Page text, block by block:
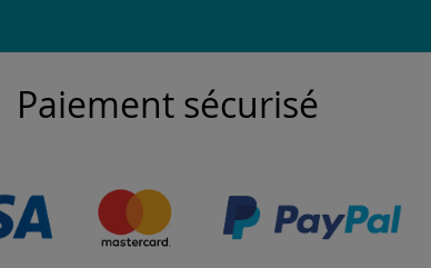
Paiement sécurisé